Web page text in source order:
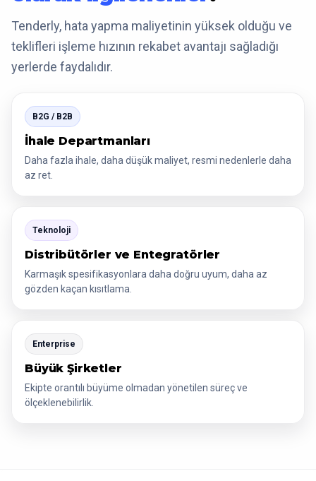
Tenderly, hata yapma maliyetinin yüksek olduğu ve
teklifleri işleme hızının rekabet avantajı sağladığı
yerlerde faydalıdır.
B2G / B2B
İhale Departmanları
Daha fazla ihale, daha düşük maliyet, resmi nedenlerle daha
az ret.
Teknoloji
Distribütörler ve Entegratörler
Karmaşık spesifikasyonlara daha doğru uyum, daha az
gözden kaçan kısıtlama.
Enterprise
Büyük Şirketler
Ekipte orantılı büyüme olmadan yönetilen süreç ve
ölçeklenebilirlik.